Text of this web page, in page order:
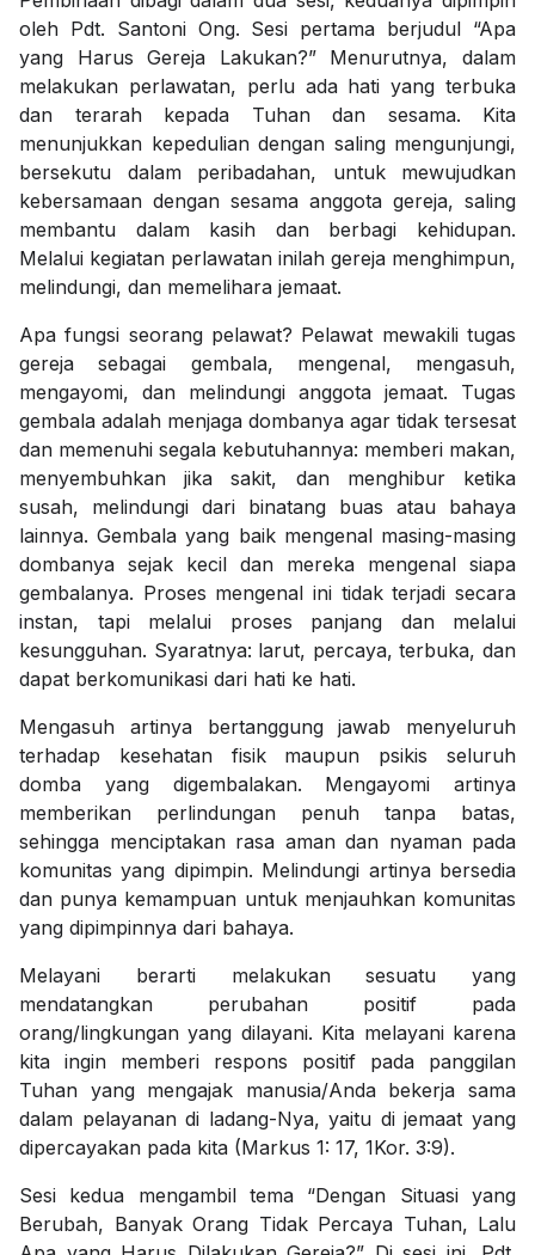
oleh Pdt. Santoni Ong. Sesi pertama berjudul “Apa
yang Harus Gereja Lakukan?” Menurutnya, dalam
melakukan perlawatan, perlu ada hati yang terbuka
dan terarah kepada Tuhan dan sesama. Kita
menunjukkan kepedulian dengan saling mengunjungi,
bersekutu dalam peribadahan, untuk mewujudkan
kebersamaan dengan sesama anggota gereja, saling
membantu dalam kasih dan berbagi kehidupan.
Melalui kegiatan perlawatan inilah gereja menghimpun,
melindungi, dan memelihara jemaat.
Apa fungsi seorang pelawat? Pelawat mewakili tugas
gereja sebagai gembala, mengenal, mengasuh,
mengayomi, dan melindungi anggota jemaat. Tugas
gembala adalah menjaga dombanya agar tidak tersesat
dan memenuhi segala kebutuhannya: memberi makan,
menyembuhkan jika sakit, dan menghibur ketika
susah, melindungi dari binatang buas atau bahaya
lainnya. Gembala yang baik mengenal masing-masing
dombanya sejak kecil dan mereka mengenal siapa
gembalanya. Proses mengenal ini tidak terjadi secara
instan, tapi melalui proses panjang dan melalui
kesungguhan. Syaratnya: larut, percaya, terbuka, dan
dapat berkomunikasi dari hati ke hati.
Mengasuh artinya bertanggung jawab menyeluruh
terhadap kesehatan fisik maupun psikis seluruh
domba yang digembalakan. Mengayomi artinya
memberikan perlindungan penuh tanpa batas,
sehingga menciptakan rasa aman dan nyaman pada
komunitas yang dipimpin. Melindungi artinya bersedia
dan punya kemampuan untuk menjauhkan komunitas
yang dipimpinnya dari bahaya.
Melayani berarti melakukan sesuatu yang
mendatangkan perubahan positif pada
orang/lingkungan yang dilayani. Kita melayani karena
kita ingin memberi respons positif pada panggilan
Tuhan yang mengajak manusia/Anda bekerja sama
dalam pelayanan di ladang-Nya, yaitu di jemaat yang
dipercayakan pada kita (Markus 1: 17, 1Kor. 3:9).
Sesi kedua mengambil tema “Dengan Situasi yang
Berubah, Banyak Orang Tidak Percaya Tuhan, Lalu